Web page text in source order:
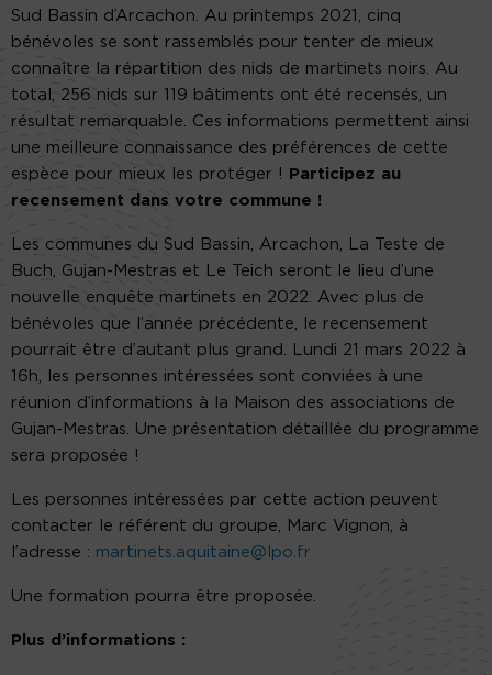
Sud Bassin d’Arcachon. Au printemps 2021, cinq
bénévoles se sont rassemblés pour tenter de mieux
connaître la répartition des nids de martinets noirs. Au
total, 256 nids sur 119 bâtiments ont été recensés, un
résultat remarquable. Ces informations permettent ainsi
une meilleure connaissance des préférences de cette
espèce pour mieux les protéger !
Participez au
recensement dans votre commune !
Les communes du Sud Bassin, Arcachon, La Teste de
Buch, Gujan-Mestras et Le Teich seront le lieu d’une
nouvelle enquête martinets en 2022. Avec plus de
bénévoles que l’année précédente, le recensement
pourrait être d’autant plus grand. Lundi 21 mars 2022 à
16h, les personnes intéressées sont conviées à une
réunion d’informations à la Maison des associations de
Gujan-Mestras. Une présentation détaillée du programme
sera proposée !
Les personnes intéressées par cette action peuvent
contacter le référent du groupe, Marc Vignon, à
l’adresse : martinets.aquitaine@lpo.fr
Une formation pourra être proposée.
Plus d’informations :